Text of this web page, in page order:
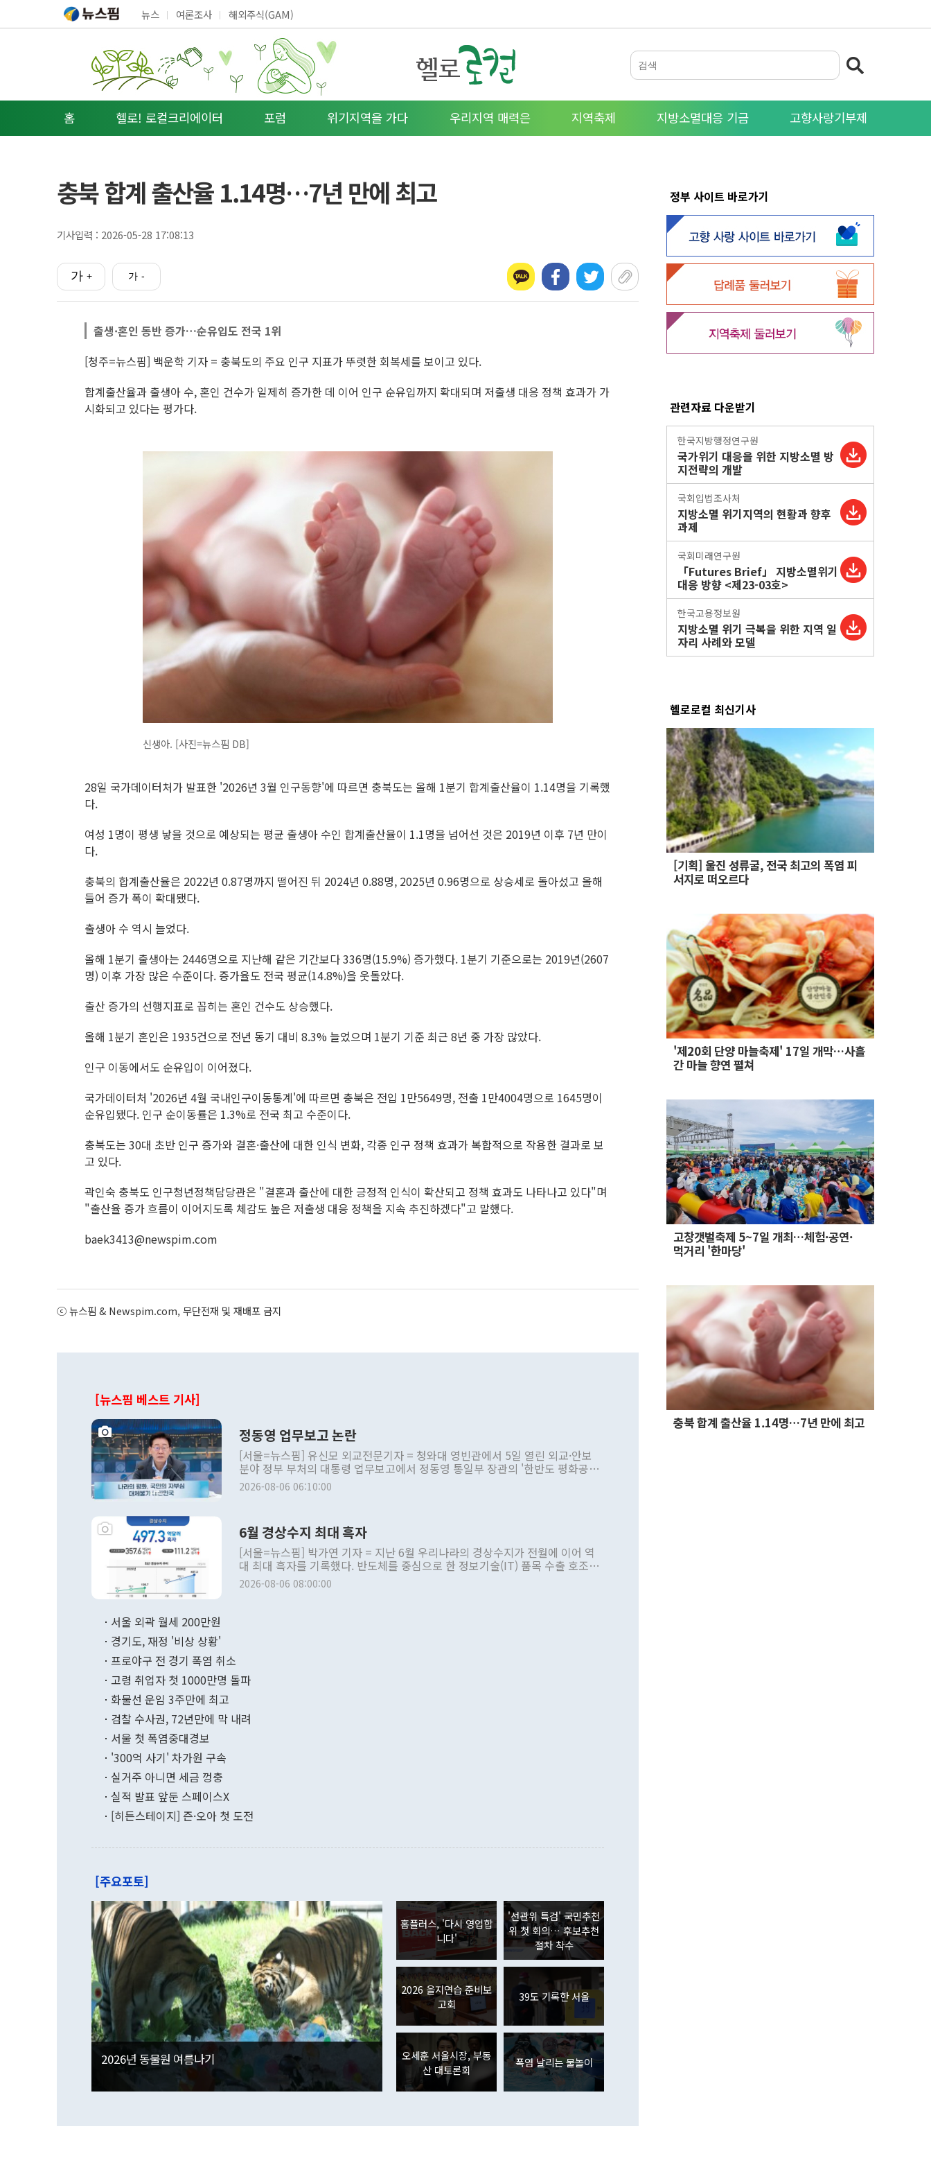
뉴스 여론조사 해외주식(GAM)
홈 헬로! 로컬크리에이터 포럼 위기지역을 가다 우리지역 매력은 지역축제 지방소멸대응 기금 고향사랑기부제
충북 합계 출산율 1.14명…7년 만에 최고
기사입력 : 2026-05-28 17:08:13
가 + 가 -
출생·혼인 동반 증가…순유입도 전국 1위
[청주=뉴스핌] 백운학 기자 = 충북도의 주요 인구 지표가 뚜렷한 회복세를 보이고 있다.
합계출산율과 출생아 수, 혼인 건수가 일제히 증가한 데 이어 인구 순유입까지 확대되며 저출생 대응 정책 효과가 가
시화되고 있다는 평가다.
신생아. [사진=뉴스핌 DB]
28일 국가데이터처가 발표한 '2026년 3월 인구동향'에 따르면 충북도는 올해 1분기 합계출산율이 1.14명을 기록했
다.
여성 1명이 평생 낳을 것으로 예상되는 평균 출생아 수인 합계출산율이 1.1명을 넘어선 것은 2019년 이후 7년 만이
다.
충북의 합계출산율은 2022년 0.87명까지 떨어진 뒤 2024년 0.88명, 2025년 0.96명으로 상승세로 돌아섰고 올해
들어 증가 폭이 확대됐다.
출생아 수 역시 늘었다.
올해 1분기 출생아는 2446명으로 지난해 같은 기간보다 336명(15.9%) 증가했다. 1분기 기준으로는 2019년(2607
명) 이후 가장 많은 수준이다. 증가율도 전국 평균(14.8%)을 웃돌았다.
출산 증가의 선행지표로 꼽히는 혼인 건수도 상승했다.
올해 1분기 혼인은 1935건으로 전년 동기 대비 8.3% 늘었으며 1분기 기준 최근 8년 중 가장 많았다.
인구 이동에서도 순유입이 이어졌다.
국가데이터처 '2026년 4월 국내인구이동통계'에 따르면 충북은 전입 1만5649명, 전출 1만4004명으로 1645명이
순유입됐다. 인구 순이동률은 1.3%로 전국 최고 수준이다.
충북도는 30대 초반 인구 증가와 결혼·출산에 대한 인식 변화, 각종 인구 정책 효과가 복합적으로 작용한 결과로 보
고 있다.
곽인숙 충북도 인구청년정책담당관은 "결혼과 출산에 대한 긍정적 인식이 확산되고 정책 효과도 나타나고 있다"며
"출산율 증가 흐름이 이어지도록 체감도 높은 저출생 대응 정책을 지속 추진하겠다"고 말했다.
baek3413@newspim.com
ⓒ 뉴스핌 & Newspim.com, 무단전재 및 재배포 금지
[뉴스핌 베스트 기사]
정동영 업무보고 논란
[서울=뉴스핌] 유신모 외교전문기자 = 청와대 영빈관에서 5일 열린 외교·안보
분야 정부 부처의 대통령 업무보고에서 정동영 통일부 장관의 '한반도 평화공존
발전 구상'과 업무보고
2026-08-06 06:10:00
6월 경상수지 최대 흑자
[서울=뉴스핌] 박가연 기자 = 지난 6월 우리나라의 경상수지가 전월에 이어 역
대 최대 흑자를 기록했다. 반도체를 중심으로 한 정보기술(IT) 품목 수출 호조로
월간 상품수출이 처
2026-08-06 08:00:00
서울 외곽 월세 200만원
경기도, 재정 '비상 상황'
프로야구 전 경기 폭염 취소
고령 취업자 첫 1000만명 돌파
화물선 운임 3주만에 최고
검찰 수사권, 72년만에 막 내려
서울 첫 폭염중대경보
'300억 사기' 차가원 구속
실거주 아니면 세금 껑충
실적 발표 앞둔 스페이스X
[히든스테이지] 즌·오아 첫 도전
[주요포토]
2026년 동물원 여름나기
홈플러스, '다시 영업합
니다'
'선관위 특검' 국민추천
위 첫 회의… 후보추천
절차 착수
2026 을지연습 준비보
고회
39도 기록한 서울
오세훈 서울시장, 부동
산 대토론회
폭염 날리는 물놀이
정부 사이트 바로가기
관련자료 다운받기
한국지방행정연구원
국가위기 대응을 위한 지방소멸 방
지전략의 개발
국회입법조사처
지방소멸 위기지역의 현황과 향후
과제
국회미래연구원
「Futures Brief」 지방소멸위기
대응 방향 <제23-03호>
한국고용정보원
지방소멸 위기 극복을 위한 지역 일
자리 사례와 모델
헬로로컬 최신기사
[기획] 울진 성류굴, 전국 최고의 폭염 피
서지로 떠오르다
'제20회 단양 마늘축제' 17일 개막…사흘
간 마늘 향연 펼쳐
고창갯벌축제 5~7일 개최…체험·공연·
먹거리 '한마당'
충북 합계 출산율 1.14명…7년 만에 최고